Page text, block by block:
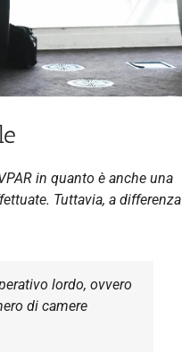
in quanto è anche una
Tuttavia, a differenza
lordo, ovvero
di camere